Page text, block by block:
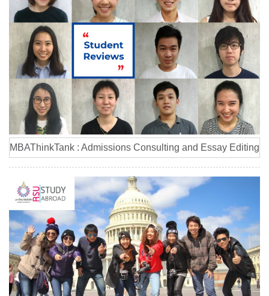
MBAThinkTank : Admissions Consulting and Essay Editing